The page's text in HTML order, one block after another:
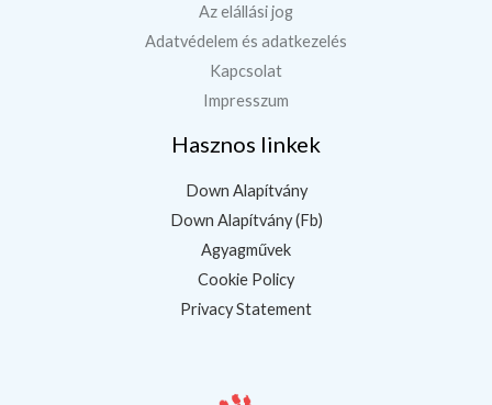
Az elállási jog
Adatvédelem és adatkezelés
Kapcsolat
Impresszum
Hasznos linkek
Down Alapítvány
Down Alapítvány (Fb)
Agyagművek
Cookie Policy
Privacy Statement